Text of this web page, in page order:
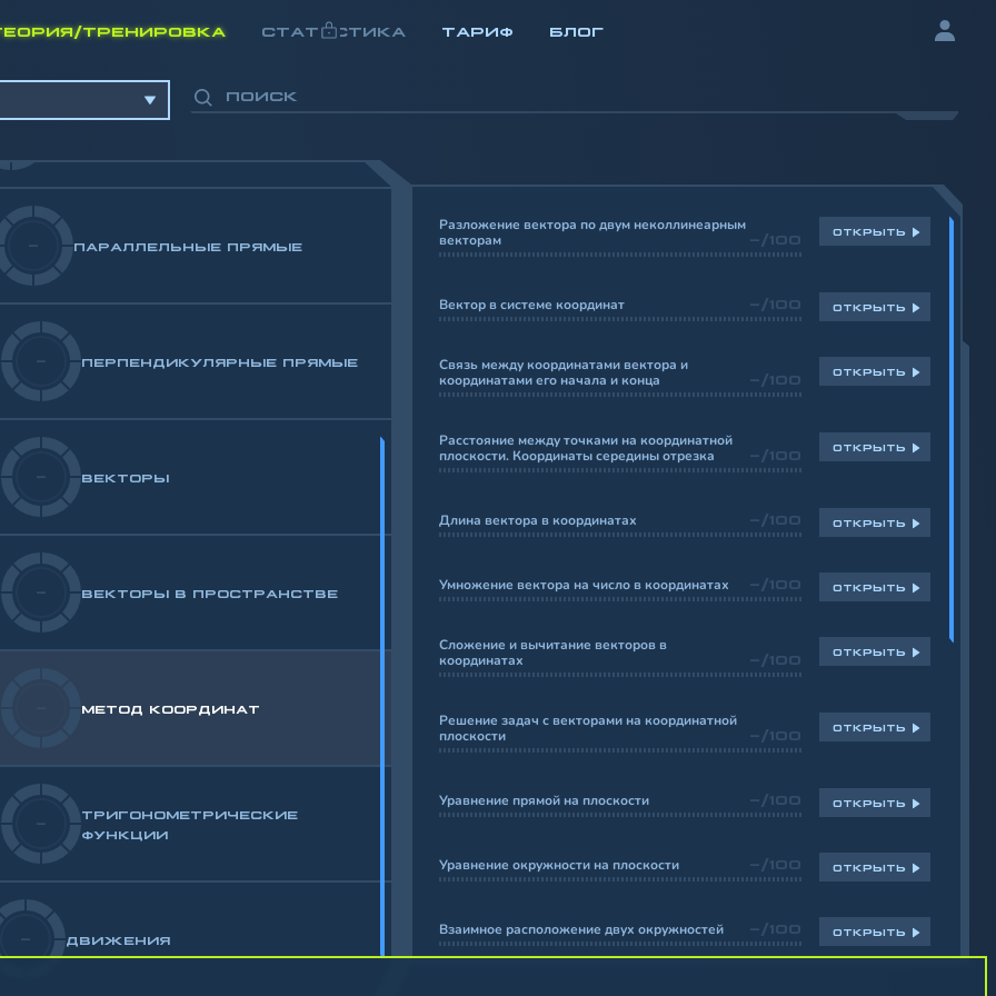
ТРЕНИРОВКА СТАТИСТИКА ТАРИФ БЛОГ
ГЕОМЕТРИИ
СРАВНЕНИЕ И ИЗМЕРЕНИЕ
- ПАРАЛЛЕЛЬНЫЕ ПРЯМЫЕ
- ПЕРПЕНДИКУЛЯРНЫЕ ПРЯМЫЕ
- ВЕКТОРЫ
- ВЕКТОРЫ В ПРОСТРАНСТВЕ
МЕТОД КООРДИНАТ
-
ТРИГОНОМЕТРИЧЕСКИЕ
ФУНКЦИИ
- ДВИЖЕНИЯ
Разложение вектора по двум неколлинеарным
векторам
-/100
ОТКРЫТЬ
Вектор в системе координат -/100 ОТКРЫТЬ
Связь между координатами вектора и
координатами его начала и конца
-/100
ОТКРЫТЬ
Расстояние между точками на координатной
плоскости. Координаты середины отрезка
-/100
ОТКРЫТЬ
Длина вектора в координатах -/100 ОТКРЫТЬ
Умножение вектора на число в координатах -/100 ОТКРЫТЬ
Сложение и вычитание векторов в
координатах
-/100
ОТКРЫТЬ
Решение задач с векторами на координатной
плоскости
-/100
ОТКРЫТЬ
Уравнение прямой на плоскости -/100 ОТКРЫТЬ
Уравнение окружности на плоскости -/100 ОТКРЫТЬ
Взаимное расположение двух окружностей -/100 ОТКРЫТЬ